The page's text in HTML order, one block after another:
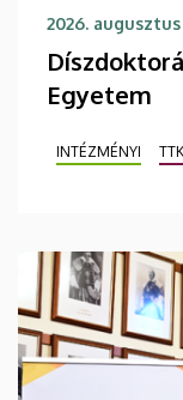
2026. augusztus
Egyetem
INTÉZMÉNYI TTK